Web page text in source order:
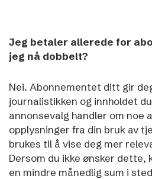
Jeg betaler allerede for
jeg nå dobbelt?
Nei. Abonnementet ditt gir
journalistikken og innholdet
annonsevalg handler om noe
opplysninger fra din bruk av
brukes til å vise deg mer
Dersom du ikke ønsker dette,
en mindre månedlig sum i